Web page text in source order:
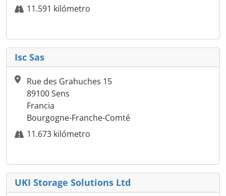
11.591 kilómetro
Isc Sas
Rue des Grahuches 15
89100 Sens
Francia
Bourgogne-Franche-Comté
11.673 kilómetro
UKI Storage Solutions Ltd